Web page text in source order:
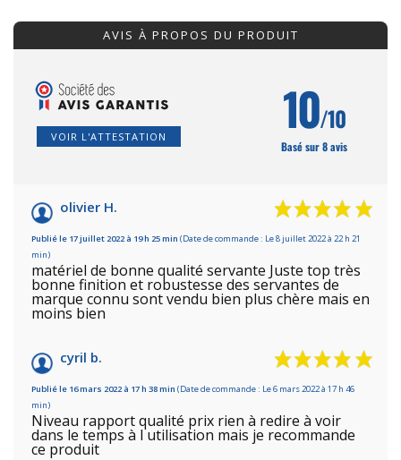
AVIS À PROPOS DU PRODUIT
VOIR L'ATTESTATION 10/10
Basé sur 8 avis
olivier H.
Publié le 17 juillet 2022 à 19 h 25 min (Date de commande : Le 8 juillet 2022 à 22 h 21
min)
matériel de bonne qualité servante Juste top très
bonne finition et robustesse des servantes de
marque connu sont vendu bien plus chère mais en
moins bien
cyril b.
Publié le 16 mars 2022 à 17 h 38 min (Date de commande : Le 6 mars 2022 à 17 h 46
min)
Niveau rapport qualité prix rien à redire à voir
dans le temps à l utilisation mais je recommande
ce produit